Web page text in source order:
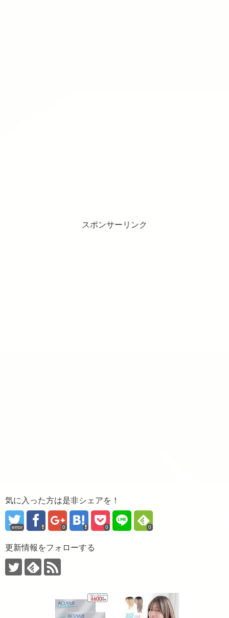
スポンサーリンク
気に入った方は是非シェアを！
error 0 0 0
更新情報をフォローする